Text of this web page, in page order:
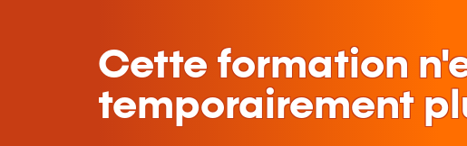
Cette formation
temporairement